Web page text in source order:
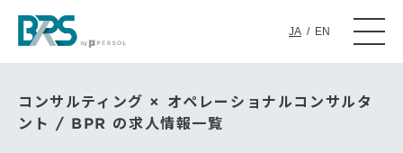
JA / EN
コンサルティング × オペレーショナルコンサルタ
ント / BPR の求人情報一覧